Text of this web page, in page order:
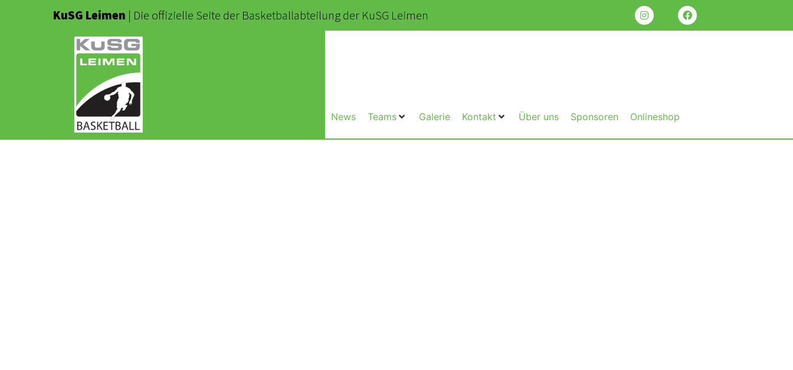
KuSG Leimen | Die offizielle Seite der Basketballabteilung der KuSG Leimen
News Teams Galerie Kontakt Über uns Sponsoren Onlineshop